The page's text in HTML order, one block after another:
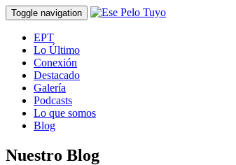
Toggle navigation
EPT
Lo Último
Conexión
Destacado
Galería
Podcasts
Lo que somos
Blog
Nuestro Blog